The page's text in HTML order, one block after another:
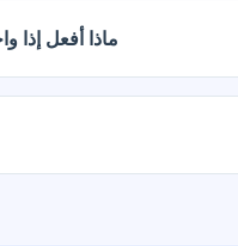
ماذا أفعل إذا